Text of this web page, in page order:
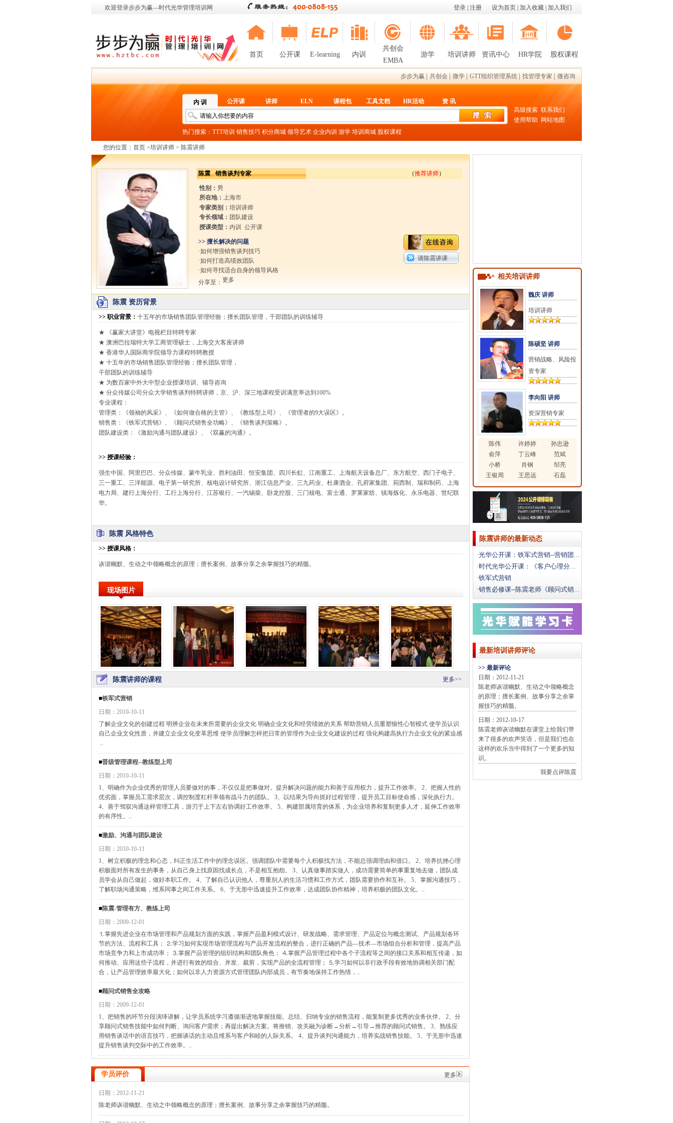
欢迎登录步步为赢—时代光华管理培训网 设为首页 加入收藏 加入我们
登录 注册
首页 公开课 E-learning 内训
共创会
EMBA
游学 培训讲师 资讯中心 HR学院 股权课程
步步为赢 共创会 微学 GTT组织管理系统 找管理专家 微咨询
内 训 公开课 讲师 ELN 课程包 工具文档 HR活动 资 讯
热门搜索： TTT培训 销售技巧 积分商城 领导艺术 企业内训 游学 培训商城 股权课程
高级搜索 联系我们
使用帮助
网站地图
您的位置： 首页 >培训讲师 > 陈震讲师
陈震 销售谈判专家 （推荐讲师）
性别： 男
所在地： 上海市
专家类别： 培训讲师
专长领域： 团队建设
授课类型： 内训 公开课
>> 擅长解决的问题
·如何增强销售谈判技巧
·如何打造高绩效团队
·如何寻找适合自身的领导风格
分享至： 更多
请陈震讲课
陈震 资历背景
>> 职业背景 ： 十五年的市场销售团队管理经验；擅长团队管理，干部团队的训练辅导
★ 《赢家大讲堂》电视栏目特聘专家
★ 澳洲巴拉瑞特大学工商管理硕士，上海交大客座讲师
★ 香港华人国际商学院领导力课程特聘教授
★ 十五年的市场销售团队管理经验；擅长团队管理，
干部团队的训练辅导
★ 为数百家中外大中型企业授课培训、辅导咨询
★ 分众传媒公司分众大学销售谈判特聘讲师，京、沪、深三地课程受训满意率达到100%
专业课程：
管理类：《领袖的风采》、《如何做合格的主管》、《教练型上司》、《管理者的9大误区》。
销售类：《铁军式营销》、《顾问式销售全功略》、《销售谈判策略》。
团队建设类：《激励沟通与团队建设》、《双赢的沟通》。
>> 授课经验：
强生中国、阿里巴巴、分众传媒、蒙牛乳业、胜利油田、恒安集团、四川长虹、江南重工、上海航天设备总厂、东方航空、西门子电子、
三一重工、三洋能源、电子第一研究所、核电设计研究所、浙江信息产业、三九药业、杜康酒业、孔府家集团、宛西制、瑞和制药、上海
电力局、建行上海分行、工行上海分行、江苏银行、一汽锡柴、卧龙控股、三门核电、富士通、罗莱家纺、镇海炼化、永乐电器、世纪联
华。
陈震 风格特色
>> 授课风格 ：
诙谐幽默、生动之中领略概念的原理；擅长案例、故事分享之余掌握技巧的精髓。
现场图片
陈震讲师的课程 更多>>
■铁军式营销
日期：2010-10-11
了解企业文化的创建过程 明辨企业在未来所需要的企业文化 明确企业文化和经营绩效的关系 帮助营销人员重塑狼性心智模式 使学员认识
自己企业文化性质，并建立企业文化变革思维 使学员理解怎样把日常的管理作为企业文化建设的过程 强化构建高执行力企业文化的紧迫感
..
■晋级管理课程--教练型上司
日期：2010-10-11
1、明确作为企业优秀的管理人员要做对的事，不仅仅是把事做对。提升解决问题的能力和善于应用权力，提升工作效率。 2、把握人性的
优劣面，掌握员工需求层次，调控制度杠杆率领有战斗力的团队。 3、以结果为导向抓好过程管理，提升员工目标使命感，深化执行力。
4、善于驾驭沟通这样管理工具，游刃于上下左右协调好工作效率。 5、构建部属培育的体系，为企业培养和复制更多人才，延伸工作效率
的有序性。..
■激励、沟通与团队建设
日期：2010-10-11
1、树立积极的理念和心态，纠正生活工作中的理念误区。强调团队中需要每个人积极找方法，不能总强调理由和借口。 2、培养抗挫心理
积极面对所有发生的事务，从自己身上找原因找成长点，不是相互抱怨。 3、认真做事踏实做人，成功需要简单的事重复地去做，团队成
员学会从自己做起，做好本职工作。 4、了解自己认识他人，尊重别人的生活习惯和工作方式，团队需要协作和互补。 5、掌握沟通技巧，
了解职场沟通策略，维系同事之间工作关系。 6、于无形中迅速提升工作效率，达成团队协作精神，培养积极的团队文化。..
■陈震-管理有方、教练上司
日期：2009-12-01
⒈掌握先进企业在市场管理和产品规划方面的实践，掌握产品盈利模式设计、研发战略、需求管理、产品定位与概念测试、产品规划各环
节的方法、流程和工具； ⒉学习如何实现市场管理流程与产品开发流程的整合，进行正确的产品—技术—市场组合分析和管理，提高产品
市场竞争力和上市成功率； ⒊掌握产品管理的组织结构和团队角色； ⒋掌握产品管理过程中各个子流程等之间的接口关系和相互传递，如
何推动、应用这些子流程，并进行有效的组合、并发、裁剪，实现产品的全流程管理； ⒌学习如何以非行政手段有效地协调相关部门配
合，让产品管理效率最大化；如何以非人力资源方式管理团队内部成员，有节奏地保持工作热情，..
■顾问式销售全攻略
日期：2009-12-01
1、把销售的环节分段演绎讲解，让学员系统学习遵循渐进地掌握技能。总结、归纳专业的销售流程，能复制更多优秀的业务伙伴。 2、分
享顾问式销售技能中如何判断、询问客户需求；再提出解决方案。将推销、攻关融为诊断→分析→引导→推荐的顾问式销售。 3、熟练应
用销售谈话中的语言技巧，把握谈话的主动且维系与客户和睦的人际关系。 4、提升谈判沟通能力，培养实战销售技能。 5、于无形中迅速
提升销售谈判交际中的工作效率。..
学员评价 更多
日期：2012-11-21
陈老师诙谐幽默、生动之中领略概念的原理；擅长案例、故事分享之余掌握技巧的精髓。
相关培训讲师
魏庆 讲师
培训讲师
陈硕坚 讲师
营销战略、风险投
资专家
李向阳 讲师
资深营销专家
陈伟 许婷婷
孙忠逊
俞萍
丁云峰
范斌
小桥
肖钢
邹亮
王银周
王思远 石磊
陈震讲师的最新动态
·光华公开课：铁军式营销--营销团队建设与管理
·时代光华公开课：《客户心理分析与成交技巧》
·铁军式营销
·销售必修课--陈震老师《顾问式销售》
最新培训讲师评论
>> 最新评论
日期：2012-11-21
陈老师诙谐幽默、生动之中领略概念
的原理；擅长案例、故事分享之余掌
握技巧的精髓。
日期：2012-10-17
陈震老师诙谐幽默在课堂上给我们带
来了很多的欢声笑语，但是我们也在
这样的欢乐当中得到了一个更多的知
识。
我要点评陈震